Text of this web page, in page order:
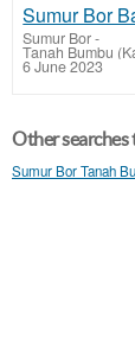
Sumur Bor-
6 June 2023
Other
Sumur Bor Tanah